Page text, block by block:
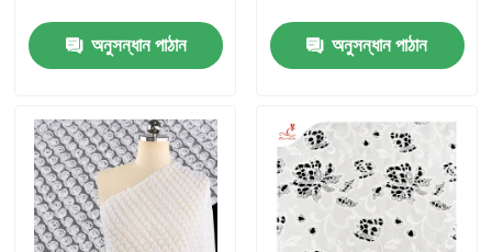
পণ্য
আমাদের সম্পর্কে
অনুসন্ধান পাঠান অনুসন্ধান পাঠান